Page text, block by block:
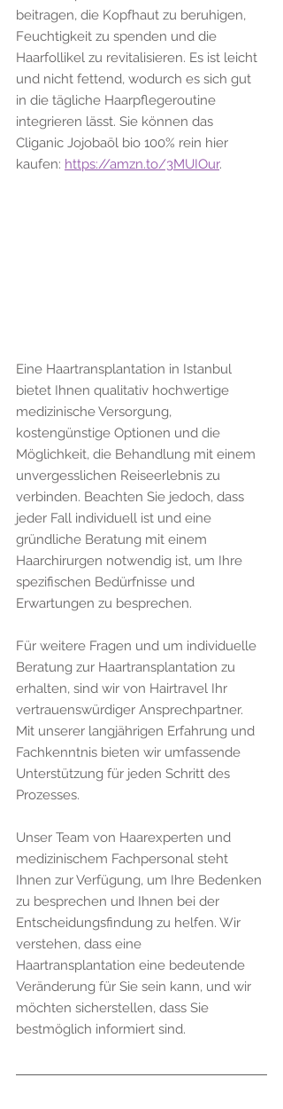
beitragen, die Kopfhaut zu beruhigen,
Feuchtigkeit zu spenden und die
Haarfollikel zu revitalisieren. Es ist leicht
und nicht fettend, wodurch es sich gut
in die tägliche Haarpflegeroutine
integrieren lässt. Sie können das
Cliganic Jojobaöl bio 100% rein hier
kaufen: https://amzn.to/3MUIOur.
Eine Haartransplantation in Istanbul
bietet Ihnen qualitativ hochwertige
medizinische Versorgung,
kostengünstige Optionen und die
Möglichkeit, die Behandlung mit einem
unvergesslichen Reiseerlebnis zu
verbinden. Beachten Sie jedoch, dass
jeder Fall individuell ist und eine
gründliche Beratung mit einem
Haarchirurgen notwendig ist, um Ihre
spezifischen Bedürfnisse und
Erwartungen zu besprechen.
Für weitere Fragen und um individuelle
Beratung zur Haartransplantation zu
erhalten, sind wir von Hairtravel Ihr
vertrauenswürdiger Ansprechpartner.
Mit unserer langjährigen Erfahrung und
Fachkenntnis bieten wir umfassende
Unterstützung für jeden Schritt des
Prozesses.
Unser Team von Haarexperten und
medizinischem Fachpersonal steht
Ihnen zur Verfügung, um Ihre Bedenken
zu besprechen und Ihnen bei der
Entscheidungsfindung zu helfen. Wir
verstehen, dass eine
Haartransplantation eine bedeutende
Veränderung für Sie sein kann, und wir
möchten sicherstellen, dass Sie
bestmöglich informiert sind.